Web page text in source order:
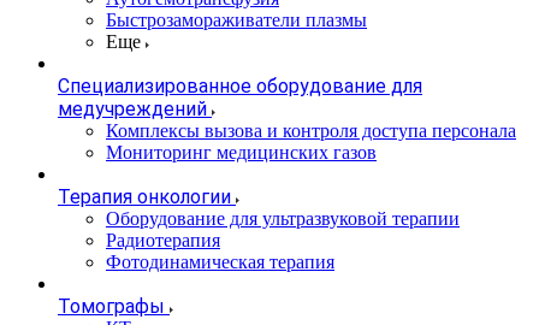
Быстрозамораживатели плазмы
Еще
Специализированное оборудование для
медучреждений
Комплексы вызова и контроля доступа персонала
Мониторинг медицинских газов
Терапия онкологии
Оборудование для ультразвуковой терапии
Радиотерапия
Фотодинамическая терапия
Томографы